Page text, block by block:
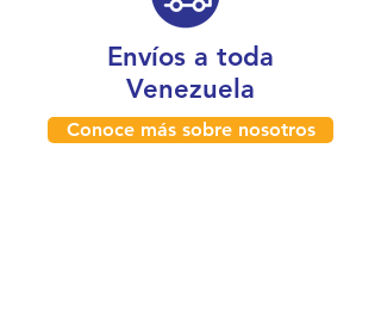
Envíos a toda
Venezuela
Conoce más sobre nosotros